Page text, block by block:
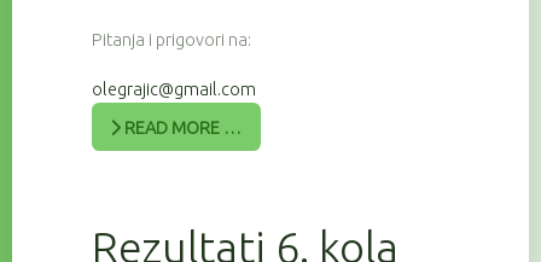
Pitanja i prigovori na:
olegrajic@gmail.com
READ MORE …
Rezultati 6. kola